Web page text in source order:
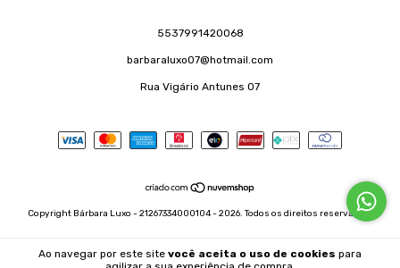
Ao navegar por este site você aceita o uso de cookies para
5537991420068
barbaraluxo07@hotmail.com
Rua Vigário Antunes 07
Copyright Bárbara Luxo - 21267334000104 - 2026. Todos os direitos reservados.